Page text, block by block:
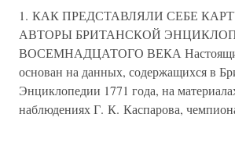
1. КАК ПРЕДСТАВЛЯЛИ СЕБЕ
АВТОРЫ БРИТАНСКОЙ
ВОСЕМНАДЦАТОГО ВЕКА
основан на данных, содержащихся в
Энциклопедии 1771 года, на
наблюдениях Г. К. Каспарова,